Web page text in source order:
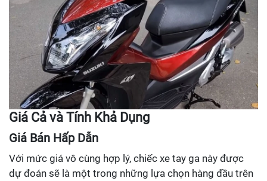
Giá Cả và Tính Khả Dụng
Giá Bán Hấp Dẫn
Với mức giá vô cùng hợp lý, chiếc xe tay ga này được
dự đoán sẽ là một trong những lựa chọn hàng đầu trên